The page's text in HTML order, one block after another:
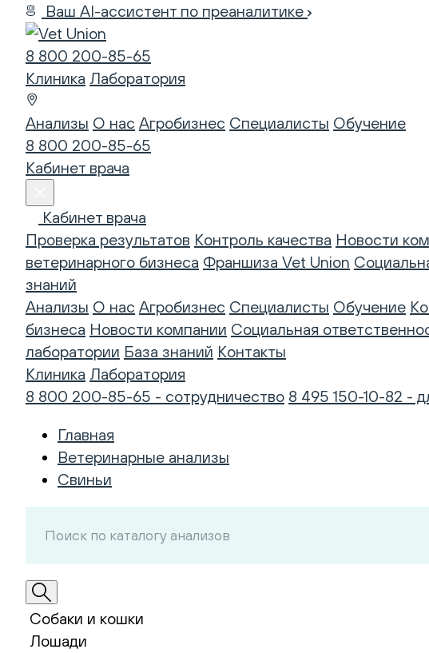
Ваш AI-ассистент по преаналитике
8 800 200-85-65
Клиника Лаборатория
Анализы О нас Агробизнес Специалисты Обучение
8 800 200-85-65
Кабинет врача
Кабинет врача
Проверка результатов Контроль качества Новости
ветеринарного бизнеса Франшиза Vet Union
знаний
Анализы О нас Агробизнес Специалисты Обучение
бизнеса Новости компании Социальная
лаборатории База знаний Контакты
Клиника Лаборатория
8 800 200-85-65 - сотрудничество 8 495 150-10-82 -
Главная
Ветеринарные анализы
Свиньи
Собаки и кошки
Лошади